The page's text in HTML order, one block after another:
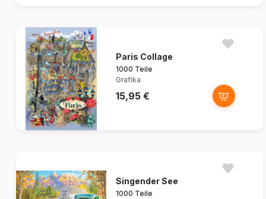
Paris Collage
1000 Teile
Grafika
15,95 €
Singender See
1000 Teile